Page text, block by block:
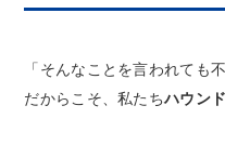
「そんなことを言われても
だからこそ、私たちハウン